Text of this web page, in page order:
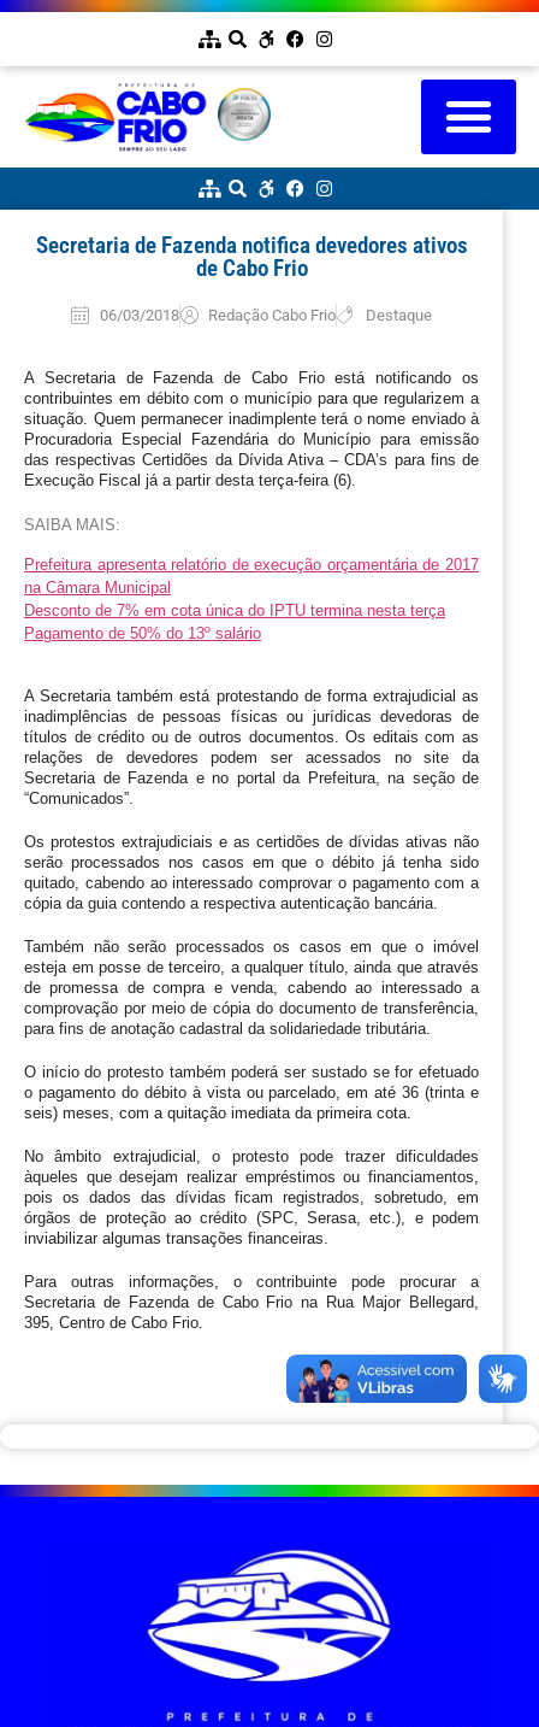
Secretaria de Fazenda notifica devedores ativos
de Cabo Frio
06/03/2018 Redação Cabo Frio Destaque
A Secretaria de Fazenda de Cabo Frio está notificando os
contribuintes em débito com o município para que regularizem a
situação. Quem permanecer inadimplente terá o nome enviado à
Procuradoria Especial Fazendária do Município para emissão
das respectivas Certidões da Dívida Ativa – CDA’s para fins de
Execução Fiscal já a partir desta terça-feira (6).
SAIBA MAIS:
Prefeitura apresenta relatório de execução orçamentária de 2017
na Câmara Municipal
Desconto de 7% em cota única do IPTU termina nesta terça
Pagamento de 50% do 13º salário
A Secretaria também está protestando de forma extrajudicial as
inadimplências de pessoas físicas ou jurídicas devedoras de
títulos de crédito ou de outros documentos. Os editais com as
relações de devedores podem ser acessados no site da
Secretaria de Fazenda e no portal da Prefeitura, na seção de
“Comunicados”.
Os protestos extrajudiciais e as certidões de dívidas ativas não
serão processados nos casos em que o débito já tenha sido
quitado, cabendo ao interessado comprovar o pagamento com a
cópia da guia contendo a respectiva autenticação bancária.
Também não serão processados os casos em que o imóvel
esteja em posse de terceiro, a qualquer título, ainda que através
de promessa de compra e venda, cabendo ao interessado a
comprovação por meio de cópia do documento de transferência,
para fins de anotação cadastral da solidariedade tributária.
O início do protesto também poderá ser sustado se for efetuado
o pagamento do débito à vista ou parcelado, em até 36 (trinta e
seis) meses, com a quitação imediata da primeira cota.
No âmbito extrajudicial, o protesto pode trazer dificuldades
àqueles que desejam realizar empréstimos ou financiamentos,
pois os dados das dívidas ficam registrados, sobretudo, em
órgãos de proteção ao crédito (SPC, Serasa, etc.), e podem
inviabilizar algumas transações financeiras.
Para outras informações, o contribuinte pode procurar a
Secretaria de Fazenda de Cabo Frio na Rua Major Bellegard,
395, Centro de Cabo Frio.